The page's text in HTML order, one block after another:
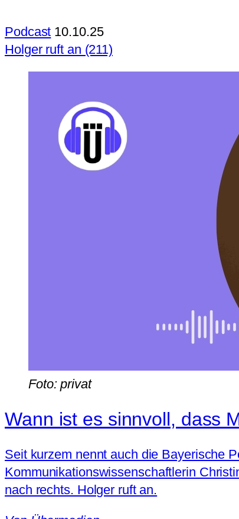
Podcast 10.10.25
Holger ruft an (211)
Foto: privat
Wann ist es sinnvoll, dass
Seit kurzem nennt auch die Bayerische
Kommunikationswissenschaftlerin
nach rechts. Holger ruft an.